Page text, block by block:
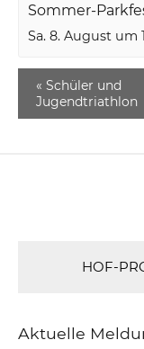
Sommer-
Sa. 8. August um
« Schüler und
Jugendtriathlon
HOF-
Aktuelle